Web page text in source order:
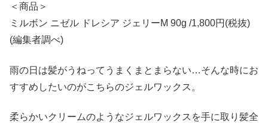
＜商品＞
ミルボン ニゼル ドレシア ジェリーM 90g /1,800円(税抜)
(編集者調べ)
雨の日は髪がうねってうまくまとまらない…そんな時にお
すすめしたいのがこちらのジェルワックス。
柔らかいクリームのようなジェルワックスを手に取り髪全